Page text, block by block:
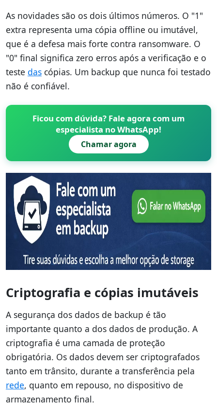
As novidades são os dois últimos números. O "1"
extra representa uma cópia offline ou imutável,
que é a defesa mais forte contra ransomware. O
"0" final significa zero erros após a verificação e o
teste das cópias. Um backup que nunca foi testado
não é confiável.
Ficou com dúvida? Fale agora com um
especialista no WhatsApp!
Chamar agora
Criptografia e cópias imutáveis
A segurança dos dados de backup é tão
importante quanto a dos dados de produção. A
criptografia é uma camada de proteção
obrigatória. Os dados devem ser criptografados
tanto em trânsito, durante a transferência pela
rede, quanto em repouso, no dispositivo de
armazenamento final.